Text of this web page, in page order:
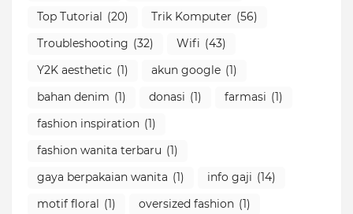
Top Tutorial
(20) Trik Komputer (56)
Troubleshooting (32) Wifi (43)
Y2K aesthetic (1) akun google (1)
bahan denim (1) donasi (1) farmasi (1)
fashion inspiration (1)
fashion wanita terbaru (1)
gaya berpakaian wanita (1) info gaji (14)
motif floral
(1) oversized fashion (1)